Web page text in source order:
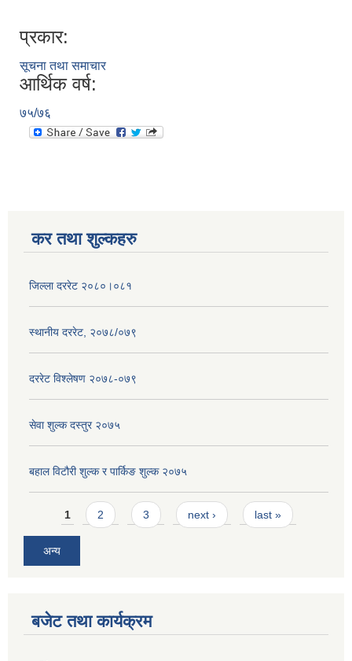
प्रकार:
सूचना तथा समाचार
आर्थिक वर्ष:
७५/७६
कर तथा शुल्कहरु
जिल्ला दररेट २०८०।०८१
स्थानीय दररेट, २०७८/०७९
दररेट विश्लेषण २०७८-०७९
सेवा शुल्क दस्तुर २०७५
बहाल विटौरी शुल्क र पार्किङ शुल्क २०७५
Pages
1 2 3 next › last »
अन्य
बजेट तथा कार्यक्रम